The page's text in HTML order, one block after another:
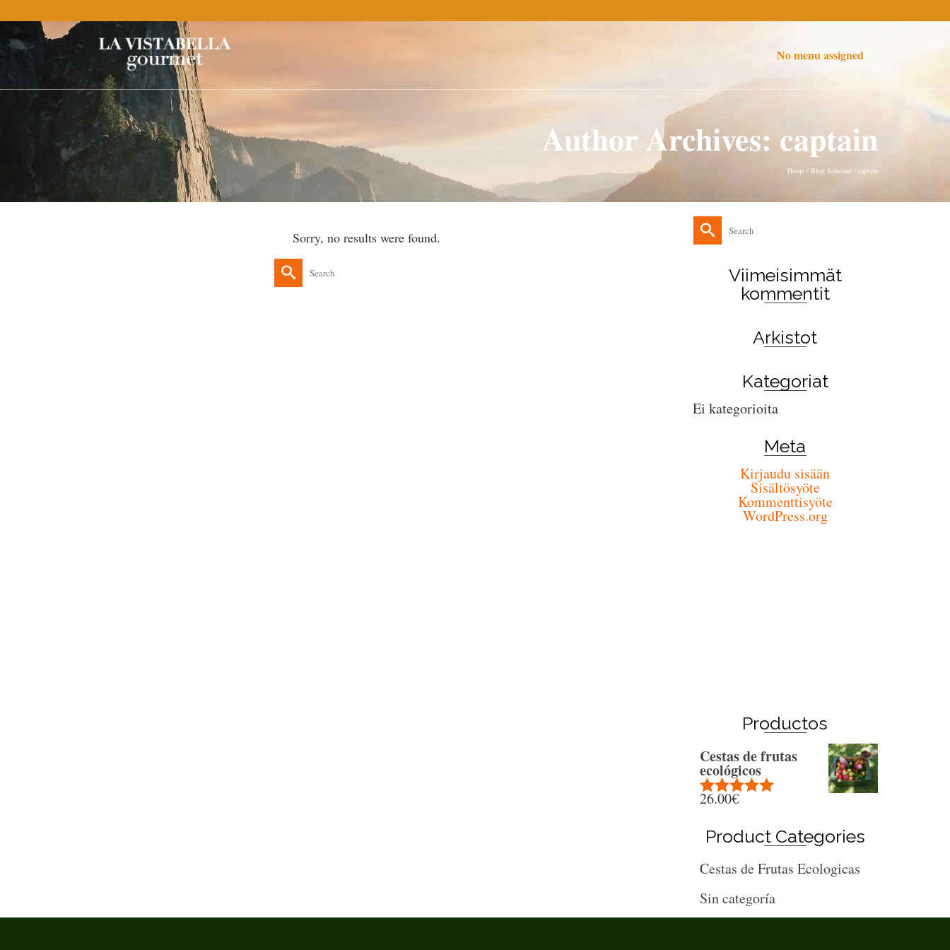
No menu assigned
Author Archives: captain
Home / Blog Standard / captain
Sorry, no results were found.
Search
for:
Search
for:
Viimeisimmät
kommentit
Arkistot
Kategoriat
Ei kategorioita
Meta
Kirjaudu sisään
Sisältösyöte
Kommenttisyöte
WordPress.org
Productos
Cestas de frutas
ecológicos
Rated5.00
26.00€
Product Categories
Cestas de Frutas Ecologicas
Sin categoría